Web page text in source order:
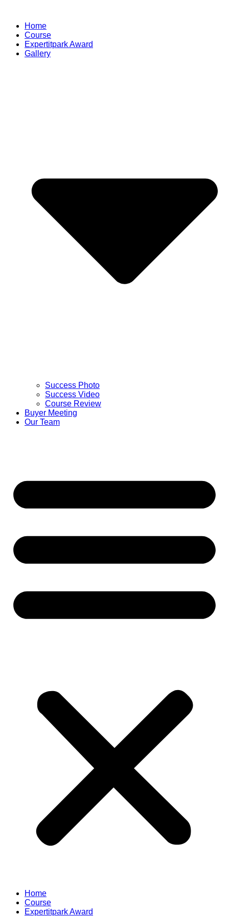
contentHome
Course
Expertitpark Award
Gallery
Success Photo
Success Video
Course Review
Buyer Meeting
Our Team
Home
Course
Expertitpark Award